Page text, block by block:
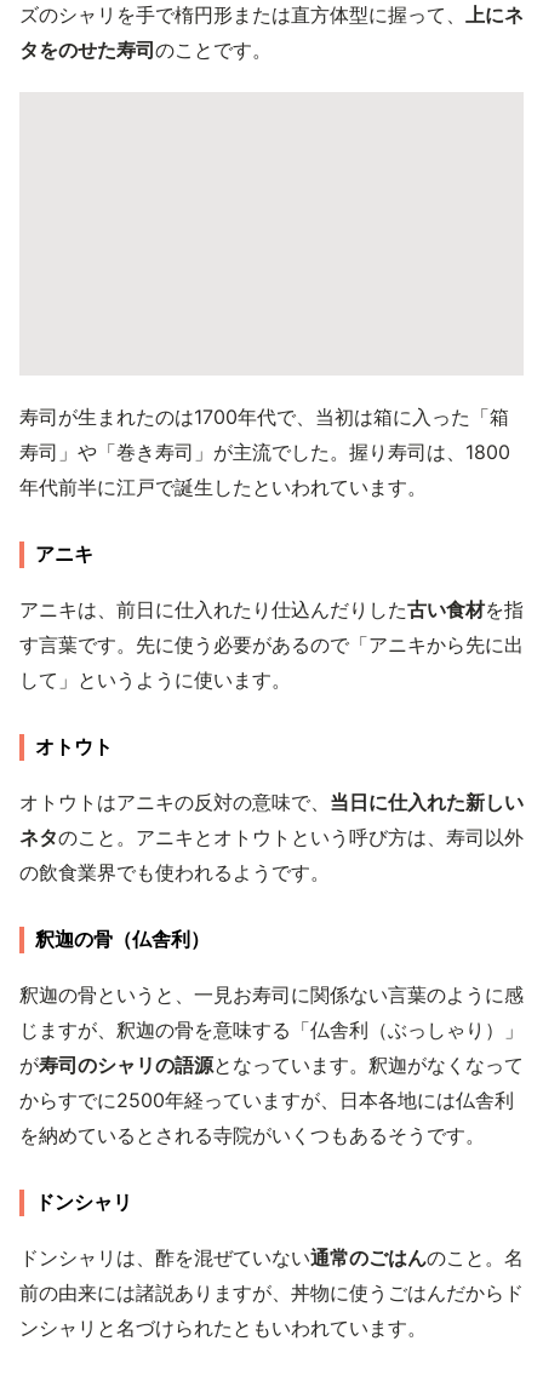
ズのシャリを手で楕円形または直方体型に握って、 上にネ
タをのせた寿司 のことです。
寿司が生まれたのは1700年代で、当初は箱に入った「箱
寿司」や「巻き寿司」が主流でした。握り寿司は、1800
年代前半に江戸で誕生したといわれています。
アニキ
アニキは、前日に仕入れたり仕込んだりした古い食材を指
す言葉です。先に使う必要があるので「アニキから先に出
して」というように使います。
オトウト
オトウトはアニキの反対の意味で、 当日に仕入れた新しい
ネタのこと。アニキとオトウトという呼び方は、寿司以外
の飲食業界でも使われるようです。
釈迦の骨（仏舎利）
釈迦の骨というと、一見お寿司に関係ない言葉のように感
じますが、釈迦の骨を意味する「仏舎利（ぶっしゃり）」
が寿司のシャリの語源となっています。釈迦がなくなって
からすでに2500年経っていますが、日本各地には仏舎利
を納めているとされる寺院がいくつもあるそうです。
ドンシャリ
ドンシャリは、酢を混ぜていない通常のごはんのこと。名
前の由来には諸説ありますが、丼物に使うごはんだからド
ンシャリと名づけられたともいわれています。